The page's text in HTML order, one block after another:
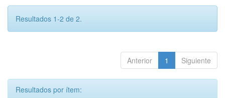
Resultados 1-2 de 2.
Anterior 1 Siguiente
Resultados por ítem: